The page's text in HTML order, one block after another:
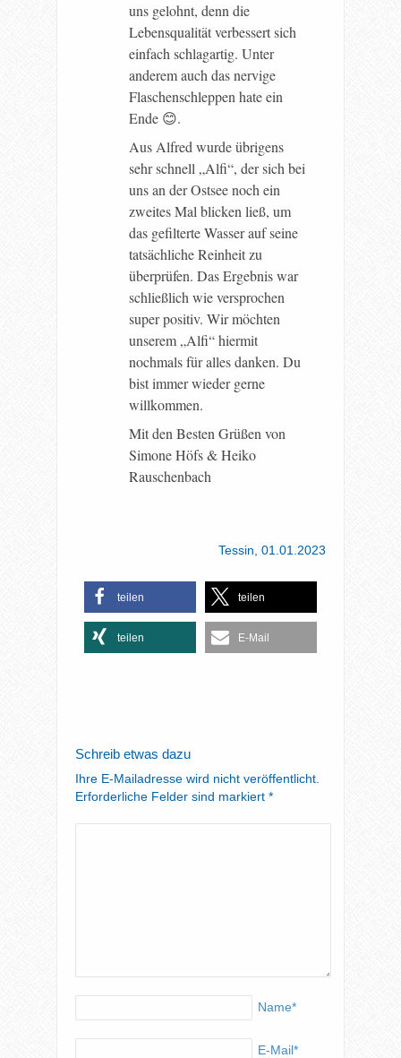
uns gelohnt, denn die
Lebensqualität verbessert sich
einfach schlagartig. Unter
anderem auch das nervige
Flaschenschleppen hate ein
Ende 😊.
Aus Alfred wurde übrigens
sehr schnell „Alfi“, der sich bei
uns an der Ostsee noch ein
zweites Mal blicken ließ, um
das gefilterte Wasser auf seine
tatsächliche Reinheit zu
überprüfen. Das Ergebnis war
schließlich wie versprochen
super positiv. Wir möchten
unserem „Alfi“ hiermit
nochmals für alles danken. Du
bist immer wieder gerne
willkommen.
Mit den Besten Grüßen von
Simone Höfs & Heiko
Rauschenbach
Tessin, 01.01.2023
teilen teilen
teilen E-Mail
Schreib etwas dazu
Ihre E-Mailadresse wird nicht veröffentlicht.
Erforderliche Felder sind markiert *
Name*
E-Mail*